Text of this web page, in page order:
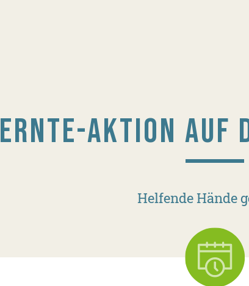
ERNTE-AKTION AUF
Helfende Hände